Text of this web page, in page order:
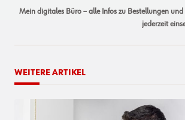
reader-
Mein digitales Büro – alle Infos zu Bestellungen und
jederzeit
WEITERE ARTIKEL